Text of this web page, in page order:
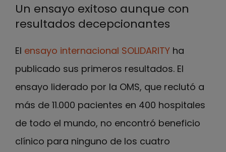
Un ensayo exitoso aunque con
resultados decepcionantes
El ensayo internacional SOLIDARITY ha
publicado sus primeros resultados. El
ensayo liderado por la OMS, que reclutó a
más de 11.000 pacientes en 400 hospitales
de todo el mundo, no encontró beneficio
clínico para ninguno de los cuatro